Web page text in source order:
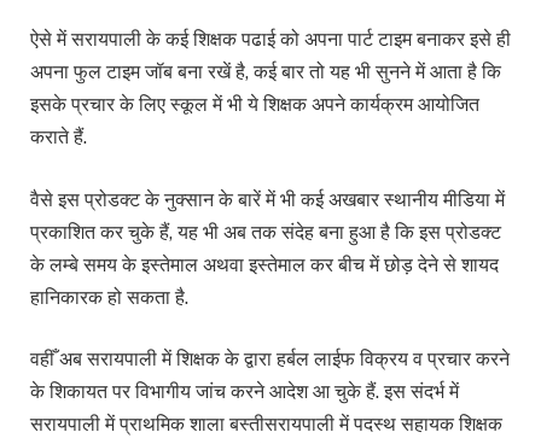
ऐसे में सरायपाली के कई शिक्षक पढाई को अपना पार्ट टाइम बनाकर इसे ही
अपना फुल टाइम जॉब बना रखें है, कई बार तो यह भी सुनने में आता है कि
इसके प्रचार के लिए स्कूल में भी ये शिक्षक अपने कार्यक्रम आयोजित
कराते हैं.
वैसे इस प्रोडक्ट के नुक्सान के बारें में भी कई अखबार स्थानीय मीडिया में
प्रकाशित कर चुके हैं, यह भी अब तक संदेह बना हुआ है कि इस प्रोडक्ट
के लम्बे समय के इस्तेमाल अथवा इस्तेमाल कर बीच में छोड़ देने से शायद
हानिकारक हो सकता है.
वहीँ अब सरायपाली में शिक्षक के द्वारा हर्बल लाईफ विक्रय व प्रचार करने
के शिकायत पर विभागीय जांच करने आदेश आ चुके हैं. इस संदर्भ में
सरायपाली में प्राथमिक शाला बस्तीसरायपाली में पदस्थ सहायक शिक्षक